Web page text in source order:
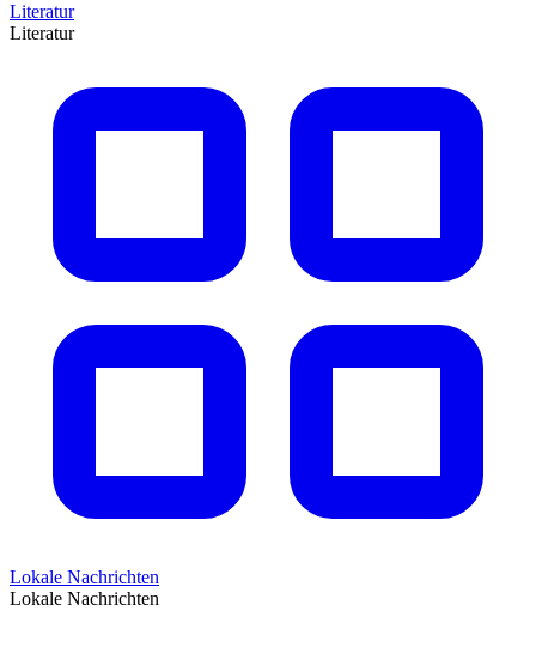
Literatur
Literatur
Lokale Nachrichten
Lokale Nachrichten